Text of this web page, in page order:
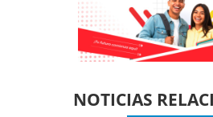
NOTICIAS